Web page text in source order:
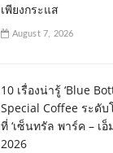
เพียงกระแส
August 7, 2026
10 เรื่องน่ารู้ ‘Blue
Special Coffee ระดับ
ที่ ‘เซ็นทรัล พาร์ค – เอ็
2026